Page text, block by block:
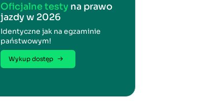
Oficjalne testy na prawo
jazdy w 2026
Identyczne jak na egzaminie
państwowym!
Wykup dostęp